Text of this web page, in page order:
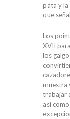
pata y la
que
Los
XVII
los
muestra
trabajar
así